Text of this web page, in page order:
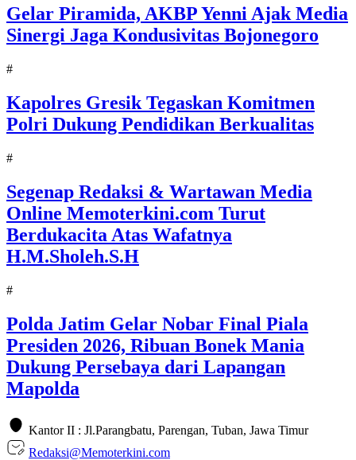
Gelar Piramida, AKBP Yenni Ajak Media
Sinergi Jaga Kondusivitas Bojonegoro
#
Kapolres Gresik Tegaskan Komitmen
Polri Dukung Pendidikan Berkualitas
#
Segenap Redaksi & Wartawan Media
Online Memoterkini.com Turut
Berdukacita Atas Wafatnya
H.M.Sholeh.S.H
#
Polda Jatim Gelar Nobar Final Piala
Presiden 2026, Ribuan Bonek Mania
Dukung Persebaya dari Lapangan
Mapolda
Kantor II : Jl.Parangbatu, Parengan, Tuban, Jawa Timur
Redaksi@Memoterkini.com